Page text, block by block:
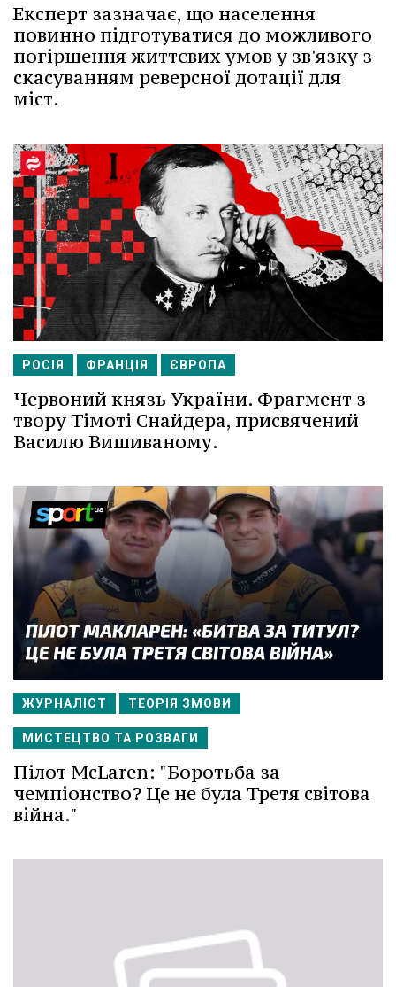
Експерт зазначає, що населення
повинно підготуватися до можливого
погіршення життєвих умов у зв'язку з
скасуванням реверсної дотації для
міст.
РОСІЯ ФРАНЦІЯ ЄВРОПА
Червоний князь України. Фрагмент з
твору Тімоті Снайдера, присвячений
Василю Вишиваному.
ЖУРНАЛІСТ ТЕОРІЯ ЗМОВИ
МИСТЕЦТВО ТА РОЗВАГИ
Пілот McLaren: "Боротьба за
чемпіонство? Це не була Третя світова
війна."